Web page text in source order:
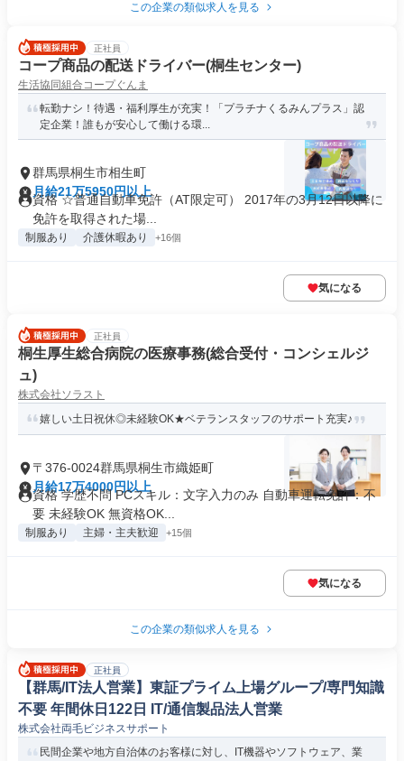
この企業の類似求人を見る
正社員
コープ商品の配送ドライバー(桐生センター)
生活協同組合コープぐんま
転勤ナシ！待遇・福利厚生が充実！「プラチナくるみんプラス」認
定企業！誰もが安心して働ける環...
群馬県桐生市相生町
月給21万5950円以上
資格 ☆普通自動車免許（AT限定可） 2017年の3月12日以降に
免許を取得された場...
制服あり 介護休暇あり +16個
気になる
正社員
桐生厚生総合病院の医療事務(総合受付・コンシェルジ
ュ)
株式会社ソラスト
嬉しい土日祝休◎未経験OK★ベテランスタッフのサポート充実♪
〒376-0024群馬県桐生市織姫町
月給17万4000円以上
資格 学歴不問 PCスキル：文字入力のみ 自動車運転免許：不
要 未経験OK 無資格OK...
制服あり 主婦・主夫歓迎 +15個
気になる
この企業の類似求人を見る
正社員
【群馬/IT法人営業】東証プライム上場グループ/専門知識
不要 年間休日122日 IT/通信製品法人営業
株式会社両毛ビジネスサポート
民間企業や地方自治体のお客様に対し、IT機器やソフトウェア、業